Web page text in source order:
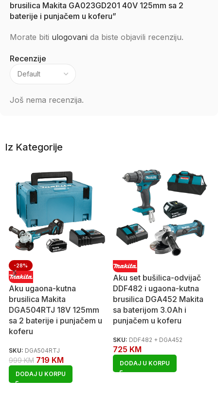
Recenzije
Još nema recenzija.
brusilica Makita GA023GD201 40V 125mm sa 2
baterije i punjačem u koferu”
Morate biti ulogovani da biste objavili recenziju.
Iz Kategorije
-28%
Aku ugaona-kutna
brusilica Makita
DGA504RTJ 18V 125mm
sa 2 baterije i punjačem u
koferu
SKU: DGA504RTJ
999KM 719 KM
DODAJ U KORPU
Aku set bušilica-odvijač
DDF482 i ugaona-kutna
brusilica DGA452 Makita
sa baterijom 3.0Ah i
punjačem u koferu
SKU: DDF482 + DGA452
725 KM
DODAJ U KORPU